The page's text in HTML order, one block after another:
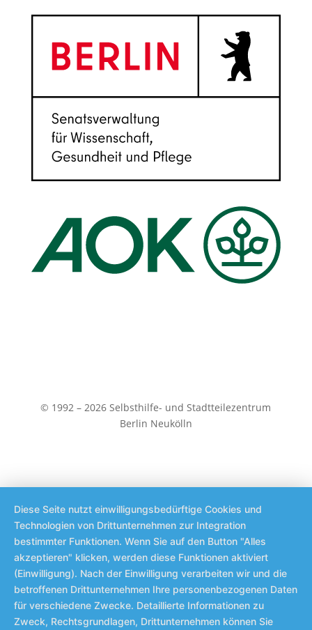
© 1992 – 2026 Selbsthilfe- und Stadtteilezentrum
Berlin Neukölln
Diese Seite nutzt einwilligungsbedürftige Cookies und
Technologien von Drittunternehmen zur Integration
bestimmter Funktionen. Wenn Sie auf den Button "Alles
akzeptieren" klicken, werden diese Funktionen aktiviert
(Einwilligung). Nach der Einwilligung verarbeiten wir und die
betroffenen Drittunternehmen Ihre personenbezogenen Daten
für verschiedene Zwecke. Detaillierte Informationen zu
Zweck, Rechtsgrundlagen, Drittunternehmen können Sie